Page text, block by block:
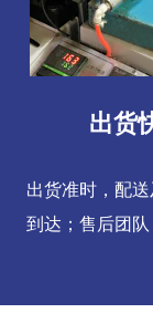
出货
出货准时，配
到达；售后团